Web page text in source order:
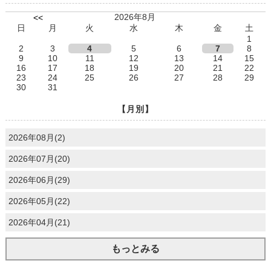
<<
2026年8月
日
月 火 水 木 金
土
1
2
3 4 5 6 7
8
9
10 11 12 13 14
15
16
17 18 19 20 21
22
23
24 25 26 27 28
29
30
31
【月別】
2026年08月(2)
2026年07月(20)
2026年06月(29)
2026年05月(22)
2026年04月(21)
もっとみる